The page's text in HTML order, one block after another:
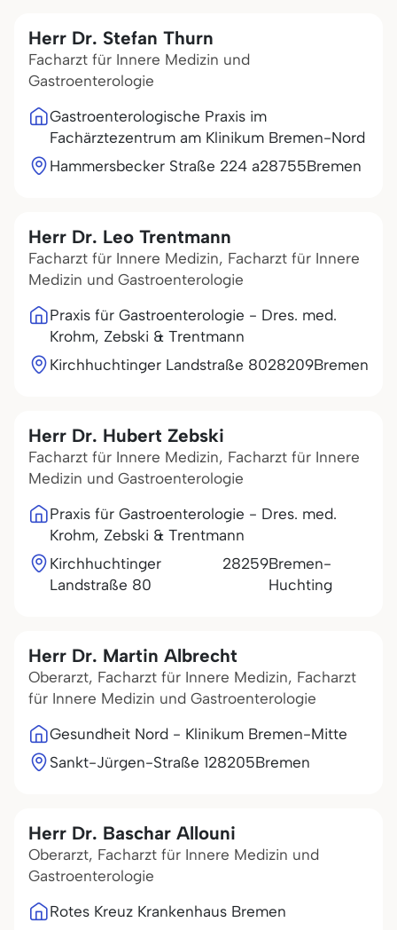
Herr Dr. Stefan Thurn
Facharzt für Innere Medizin und
Gastroenterologie
Gastroenterologische Praxis im
Fachärztezentrum am Klinikum Bremen-Nord
Hammersbecker Straße 224 a28755Bremen
Herr Dr. Leo Trentmann
Facharzt für Innere Medizin, Facharzt für Innere
Medizin und Gastroenterologie
Praxis für Gastroenterologie - Dres. med.
Krohm, Zebski & Trentmann
Kirchhuchtinger Landstraße 8028209Bremen
Herr Dr. Hubert Zebski
Facharzt für Innere Medizin, Facharzt für Innere
Medizin und Gastroenterologie
Praxis für Gastroenterologie - Dres. med.
Krohm, Zebski & Trentmann
Kirchhuchtinger
Landstraße 80
28259Bremen-
Huchting
Herr Dr. Martin Albrecht
Oberarzt, Facharzt für Innere Medizin, Facharzt
für Innere Medizin und Gastroenterologie
Gesundheit Nord - Klinikum Bremen-Mitte
Sankt-Jürgen-Straße 128205Bremen
Herr Dr. Baschar Allouni
Oberarzt, Facharzt für Innere Medizin und
Gastroenterologie
Rotes Kreuz Krankenhaus Bremen